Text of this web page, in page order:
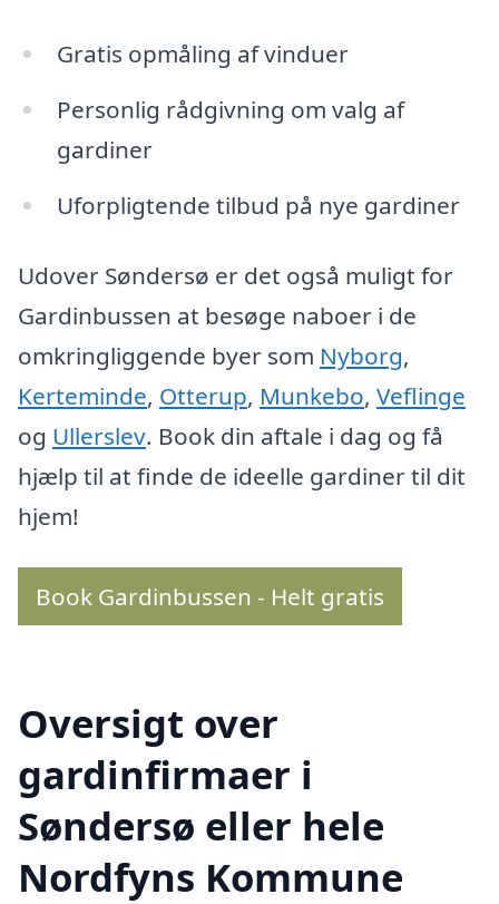
Gratis opmåling af vinduer
Personlig rådgivning om valg af
gardiner
Uforpligtende tilbud på nye gardiner
Udover Søndersø er det også muligt for
Gardinbussen at besøge naboer i de
omkringliggende byer som Nyborg,
Kerteminde, Otterup, Munkebo, Veflinge
og Ullerslev. Book din aftale i dag og få
hjælp til at finde de ideelle gardiner til dit
hjem!
Book Gardinbussen - Helt gratis
Oversigt over
gardinfirmaer i
Søndersø eller hele
Nordfyns Kommune